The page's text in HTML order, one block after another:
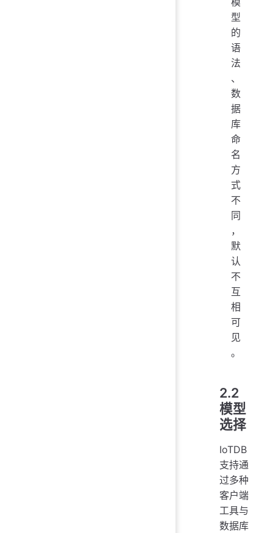
型
的
语
法
、
数
据
库
命
名
方
式
不
同
，
默
认
不
互
相
可
见
。
2.2
模型
选择
IoTDB
支持通
过多种
客户端
工具与
数据库